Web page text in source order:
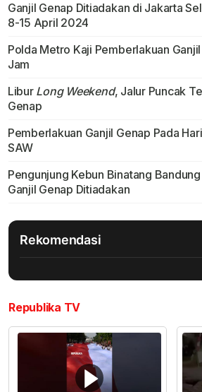
Ganjil Genap Ditiadakan di Jakarta
8-15 April 2024
Polda Metro Kaji Pemberlakuan
Jam
Libur Long Weekend, Jalur Puncak
Genap
Pemberlakuan Ganjil Genap Pada
SAW
Pengunjung Kebun Binatang
Ganjil Genap Ditiadakan
Rekomendasi
Republika TV